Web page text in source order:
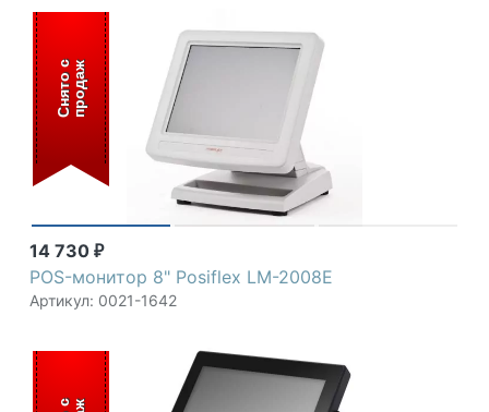
14 730 ₽
POS-монитор 8" Posiflex LM-2008E
Артикул: 0021-1642
С
н
я
т
о
с
п
р
о
д
аж